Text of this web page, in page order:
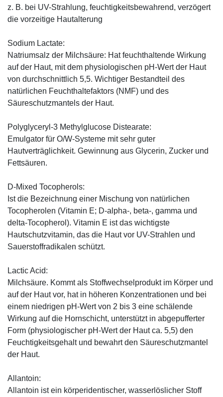
z. B. bei UV-Strahlung, feuchtigkeitsbewahrend, verzögert
die vorzeitige Hautalterung
Sodium Lactate:
Natriumsalz der Milchsäure: Hat feuchthaltende Wirkung
auf der Haut, mit dem physiologischen pH-Wert der Haut
von durchschnittlich 5,5. Wichtiger Bestandteil des
natürlichen Feuchthaltefaktors (NMF) und des
Säureschutzmantels der Haut.
Polyglyceryl-3 Methylglucose Distearate:
Emulgator für O/W-Systeme mit sehr guter
Hautverträglichkeit. Gewinnung aus Glycerin, Zucker und
Fettsäuren.
D-Mixed Tocopherols:
Ist die Bezeichnung einer Mischung von natürlichen
Tocopherolen (Vitamin E; D-alpha-, beta-, gamma und
delta-Tocopherol). Vitamin E ist das wichtigste
Hautschutzvitamin, das die Haut vor UV-Strahlen und
Sauerstoffradikalen schützt.
Lactic Acid:
Milchsäure. Kommt als Stoffwechselprodukt im Körper und
auf der Haut vor, hat in höheren Konzentrationen und bei
einem niedrigen pH-Wert von 2 bis 3 eine schälende
Wirkung auf die Hornschicht, unterstützt in abgepufferter
Form (physiologischer pH-Wert der Haut ca. 5,5) den
Feuchtigkeitsgehalt und bewahrt den Säureschutzmantel
der Haut.
Allantoin:
Allantoin ist ein körperidentischer, wasserlöslicher Stoff